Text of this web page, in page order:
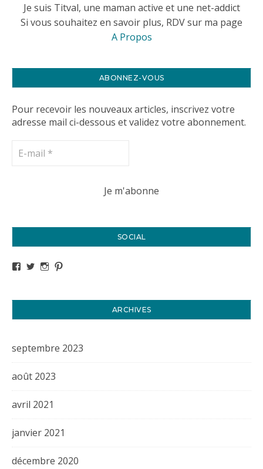
Je suis Titval, une maman active et une net-addict
Si vous souhaitez en savoir plus, RDV sur ma page
A Propos
ABONNEZ-VOUS
Pour recevoir les nouveaux articles, inscrivez votre
adresse mail ci-dessous et validez votre abonnement.
SOCIAL
Voir le profil de titval35 sur Facebook
Voir le profil de titval35 sur Twitter
Voir le profil de titval35 sur Instagram
ARCHIVES
septembre 2023
août 2023
avril 2021
janvier 2021
décembre 2020